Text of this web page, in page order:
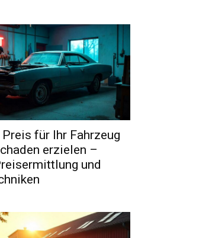
Preis für Ihr Fahrzeug
erzielen –
und